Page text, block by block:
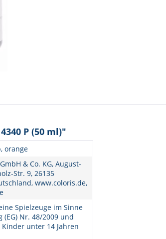
P (50 ml)"
orange
& Co. KG, August-
Str. 9, 26135
www.coloris.de,
Spielzeuge im Sinne
Nr. 48/2009 und
unter 14 Jahren